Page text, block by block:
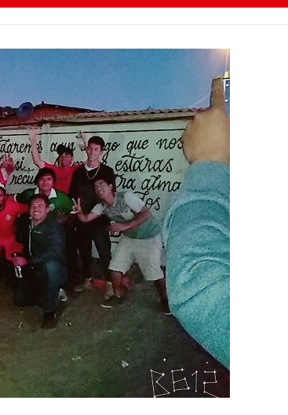
Destacado Foco Vecinal
Municipio realiza
en microbasural
Junio 14, 2020 Prensa LC